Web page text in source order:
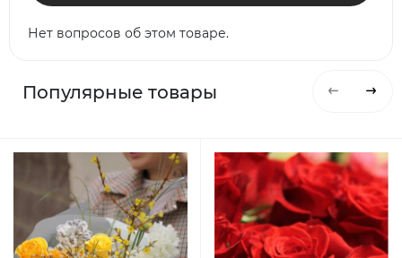
Нет вопросов об этом товаре.
Популярные товары